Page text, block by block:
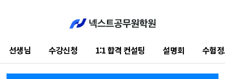
선생님 수강신청 1:1 합격 컨설팅 설명회 수험
학습지원센터